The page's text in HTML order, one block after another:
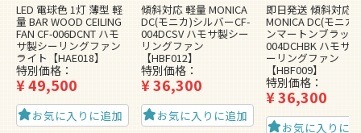
LED 電球色 1灯 薄型 軽
量 BAR WOOD CEILING
FAN CF-006DCNT ハモ
サ製シーリングファン
ライト【HAE018】
特別価格
¥49,500
お気に入りに追加
傾斜対応 軽量 MONICA
DC(モニカ)シルバーCF-
004DCSV ハモサ製シー
リングファン
【HBF012】
特別価格
¥36,300
お気に入りに追加
即日発送 傾斜対応
MONICA DC(モニカ
ンマートンブラッ
004DCHBK ハモサ
ーリングファン
【HBF009】
特別価格
¥36,300
お気に入りに